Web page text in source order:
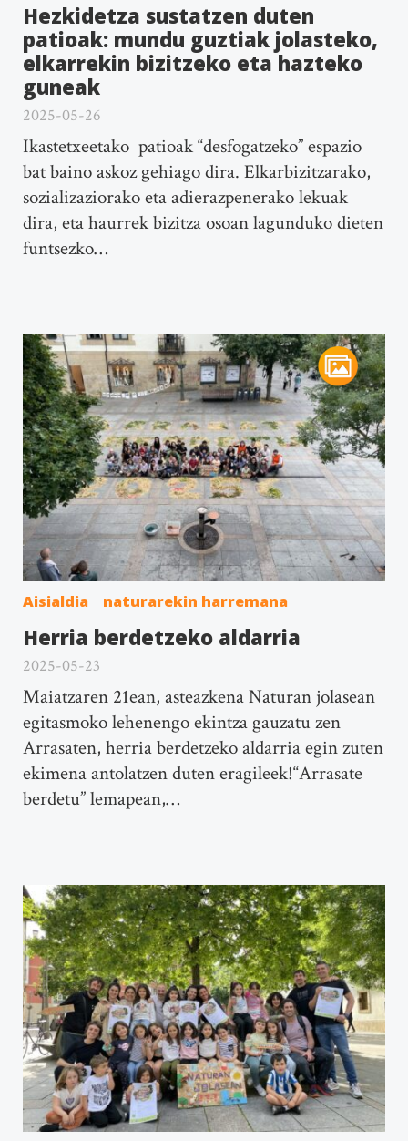
Hezkidetza sustatzen duten
patioak: mundu guztiak jolasteko,
elkarrekin bizitzeko eta hazteko
guneak
2025-05-26
Ikastetxeetako patioak “desfogatzeko” espazio
bat baino askoz gehiago dira. Elkarbizitzarako,
sozializaziorako eta adierazpenerako lekuak
dira, eta haurrek bizitza osoan lagunduko dieten
funtsezko…
Aisialdia naturarekin harremana
Herria berdetzeko aldarria
2025-05-23
Maiatzaren 21ean, asteazkena Naturan jolasean
egitasmoko lehenengo ekintza gauzatu zen
Arrasaten, herria berdetzeko aldarria egin zuten
ekimena antolatzen duten eragileek!“Arrasate
berdetu” lemapean,…